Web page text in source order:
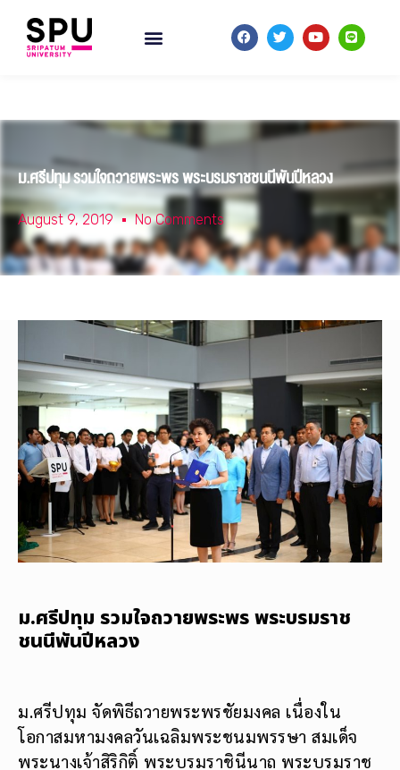
ม.ศรีปทุม รวมใจถวายพระพร พระบรมราชชนนีพันปีหลวง
August 9, 2019 No Comments
ม.ศรีปทุม รวมใจถวายพระพร พระบรมราช
ชนนีพันปีหลวง
ม.ศรีปทุม จัดพิธีถวายพระพรชัยมงคล เนื่องใน
โอกาสมหามงคลวันเฉลิมพระชนมพรรษา สมเด็จ
พระนางเจ้าสิริกิติ์ พระบรมราชินีนาถ พระบรมราช